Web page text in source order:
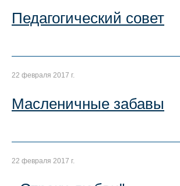
Педагогический совет
22 февраля 2017 г.
Масленичные забавы
22 февраля 2017 г.